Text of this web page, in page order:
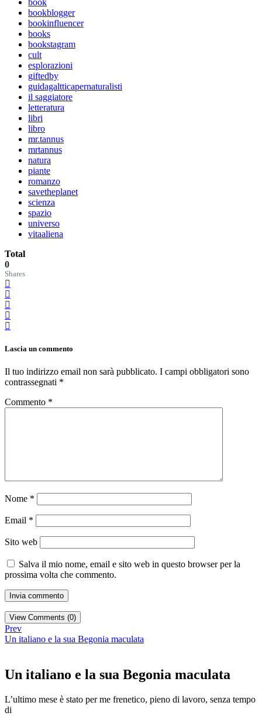
book
bookblogger
bookinfluencer
books
bookstagram
cult
esplorazioni
giftedby
guidagaltticapernaturalisti
il saggiatore
letteratura
libri
libro
mr.tannus
mrtannus
natura
piante
romanzo
savetheplanet
scienza
spazio
universo
vitaaliena
Total
0
Shares
Lascia un commento
Il tuo indirizzo email non sarà pubblicato. I campi obbligatori sono
contrassegnati *
Commento *
Nome *
Email *
Sito web
Salva il mio nome, email e sito web in questo browser per la
prossima volta che commento.
View Comments (0)
Prev
Un italiano e la sua Begonia maculata
Un italiano e la sua Begonia maculata
L’ultimo mese è stato per me frenetico, pieno di lavoro, senza tempo
di